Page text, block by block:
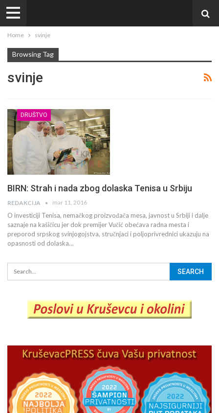
Home svinje
Browsing Tag
svinje
DRUŠTVO
BIRN: Strah i nada zbog dolaska Tenisa u Srbiju
REDAKCIJA mar 11, 2016
O investiciji Tenisa, nemačkog proizvođača mesa, javnost u Srbiji i dalje
saznaje na kašičicu jer dok premijer Vučić obećava radna mesta i
preporod srpskog svinjogojstva, stručnjaci i poljoprivrednici ukazuju na
opasnosti od dolaska…